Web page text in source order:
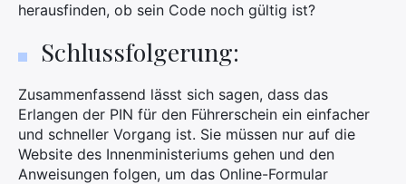
herausfinden, ob sein Code noch gültig ist?
Schlussfolgerung:
Zusammenfassend lässt sich sagen, dass das
Erlangen der PIN für den Führerschein ein einfacher
und schneller Vorgang ist. Sie müssen nur auf die
Website des Innenministeriums gehen und den
Anweisungen folgen, um das Online-Formular